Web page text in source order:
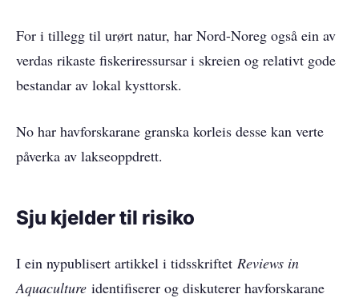
For i tillegg til urørt natur, har Nord-Noreg også ein av
verdas rikaste fiskeriressursar i skreien og relativt gode
bestandar av lokal kysttorsk.
No har havforskarane granska korleis desse kan verte
påverka av lakseoppdrett.
Sju kjelder til risiko
I ein nypublisert artikkel i tidsskriftet Reviews in
Aquaculture identifiserer og diskuterer havforskarane